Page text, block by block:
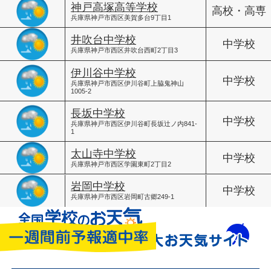
神戸高塚高等学校
兵庫県神戸市西区美賀多台9丁目1
高校・高専
井吹台中学校
兵庫県神戸市西区井吹台西町2丁目3
中学校
伊川谷中学校
兵庫県神戸市西区伊川谷町上脇鬼神山
1005-2
中学校
長坂中学校
兵庫県神戸市西区伊川谷町長坂辻ノ内841-
1
中学校
太山寺中学校
兵庫県神戸市西区学園東町2丁目2
中学校
岩岡中学校
兵庫県神戸市西区岩岡町古郷249-1
中学校